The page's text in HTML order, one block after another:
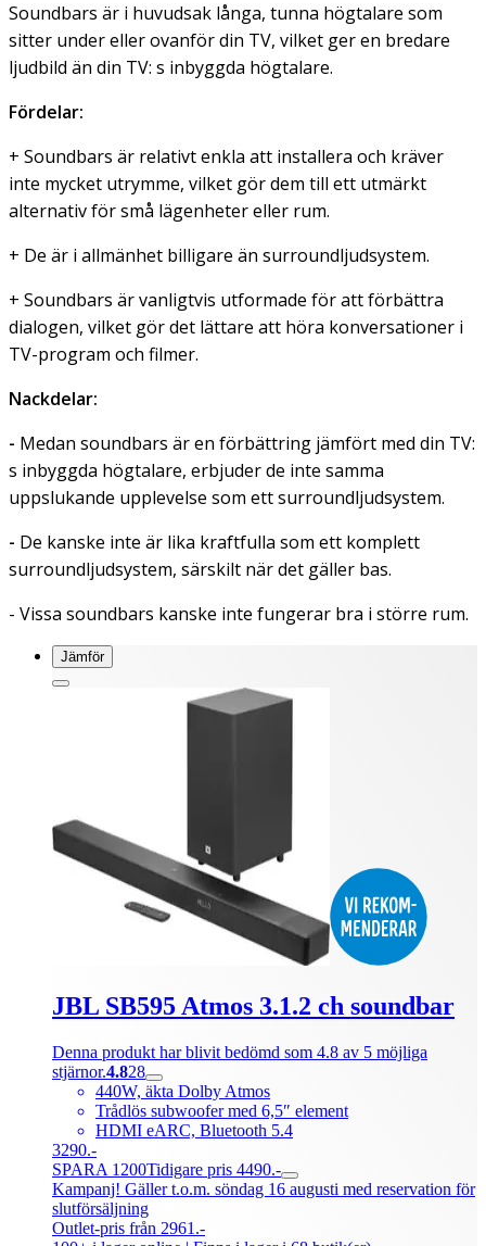
Soundbars är i huvudsak långa, tunna högtalare som
sitter under eller ovanför din TV, vilket ger en bredare
ljudbild än din TV: s inbyggda högtalare.
Fördelar:
+ Soundbars är relativt enkla att installera och kräver
inte mycket utrymme, vilket gör dem till ett utmärkt
alternativ för små lägenheter eller rum.
+ De är i allmänhet billigare än surroundljudsystem.
+ Soundbars är vanligtvis utformade för att förbättra
dialogen, vilket gör det lättare att höra konversationer i
TV-program och filmer.
Nackdelar:
- Medan soundbars är en förbättring jämfört med din TV:
s inbyggda högtalare, erbjuder de inte samma
uppslukande upplevelse som ett surroundljudsystem.
- De kanske inte är lika kraftfulla som ett komplett
surroundljudsystem, särskilt när det gäller bas.
- Vissa soundbars kanske inte fungerar bra i större rum.
Jämför
JBL SB595 Atmos 3.1.2 ch soundbar
Denna produkt har blivit bedömd som 4.8 av 5 möjliga
stjärnor.4.828
440W, äkta Dolby Atmos
Trådlös subwoofer med 6,5″ element
HDMI eARC, Bluetooth 5.4
3290.-
SPARA 1200Tidigare pris 4490.-
Kampanj! Gäller t.o.m. söndag 16 augusti med reservation för
slutförsäljning
Outlet-pris från 2961.-